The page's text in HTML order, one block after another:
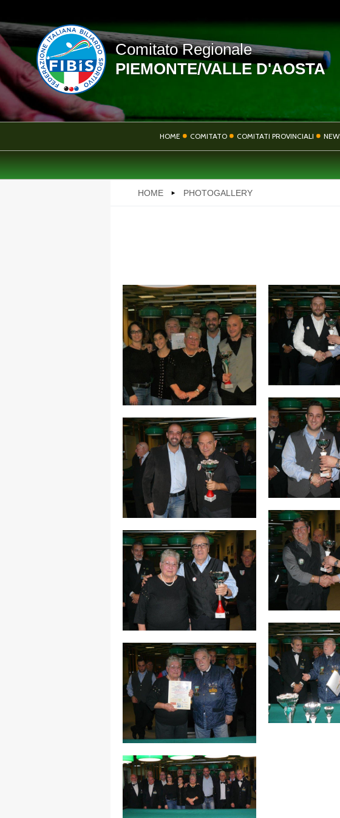
LINK UTILI
NEWS SOCIETÀ
MAPPA DEL SITO
Federazione Tesseramento Consiglio
Settore Arbitrale Ufficiali di Gara
Scuola Fibis
Centro Studi e Tecnica
Regolamenti
Stecca
Comitato Regionale
PIEMONTE/VALLE D'AOSTA
HOME COMITATO COMITATI PROVINCIALI
HOME PHOTOGALLERY